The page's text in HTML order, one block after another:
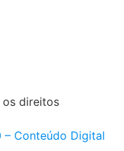
direitos
– Conteúdo Digital